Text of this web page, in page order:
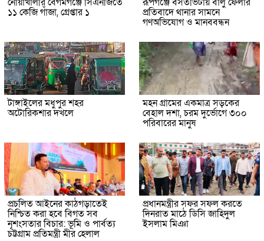
১১ কেজি গাঁজা, গ্রেপ্তার ১ প্রতিবাদে থানার সামনে
গণঅভিযোগ ও মানববন্ধন
টাঙ্গাইলের মধুপুর শহর
অটোরিকশার দখলে
মহন গ্রামের একমাত্র সড়কের
বেহাল দশা, চরম দুর্ভোগে ৩০০
পরিবারের মানুষ
প্রচলিত আইনের কাঠগড়াতেই
নিশ্চিত করা হবে বিগত সব
নৃশংসতার বিচার: ভূমি ও পার্বত্য
চট্টগ্রাম প্রতিমন্ত্রী মীর হেলাল
প্রধানমন্ত্রীর সফর সফল করতে
দিনরাত মাঠে ডিসি জাহিদুল
ইসলাম মিঞা